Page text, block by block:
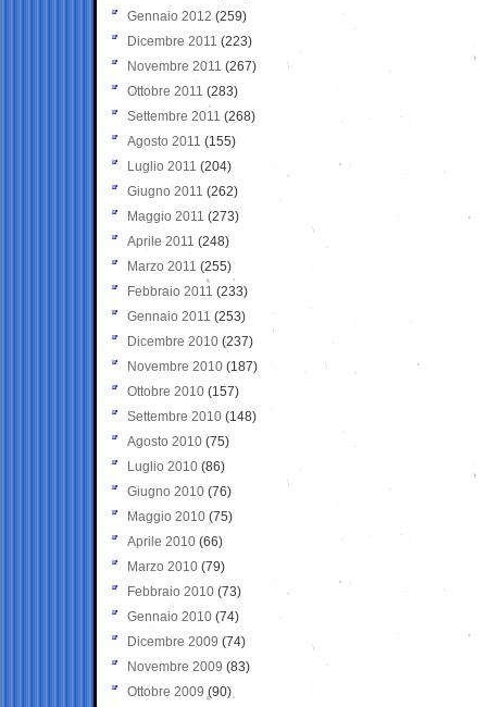
Gennaio 2012 (259)
Dicembre 2011 (223)
Novembre 2011 (267)
Ottobre 2011 (283)
Settembre 2011 (268)
Agosto 2011 (155)
Luglio 2011 (204)
Giugno 2011 (262)
Maggio 2011 (273)
Aprile 2011 (248)
Marzo 2011 (255)
Febbraio 2011 (233)
Gennaio 2011 (253)
Dicembre 2010 (237)
Novembre 2010 (187)
Ottobre 2010 (157)
Settembre 2010 (148)
Agosto 2010 (75)
Luglio 2010 (86)
Giugno 2010 (76)
Maggio 2010 (75)
Aprile 2010 (66)
Marzo 2010 (79)
Febbraio 2010 (73)
Gennaio 2010 (74)
Dicembre 2009 (74)
Novembre 2009 (83)
Ottobre 2009 (90)